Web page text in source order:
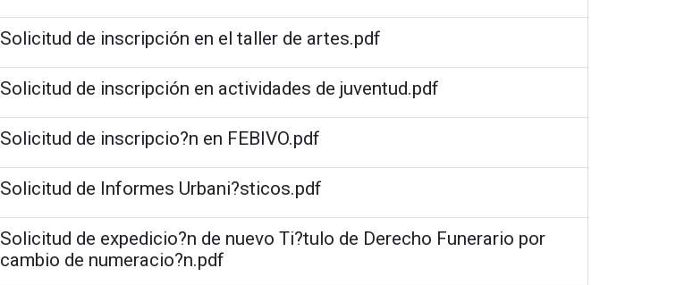
Solicitud de inscripción en el taller de artes.pdf
Solicitud de inscripción en actividades de juventud.pdf
Solicitud de inscripcio?n en FEBIVO.pdf
Solicitud de Informes Urbani?sticos.pdf
Solicitud de expedicio?n de nuevo Ti?tulo de Derecho Funerario por
cambio de numeracio?n.pdf